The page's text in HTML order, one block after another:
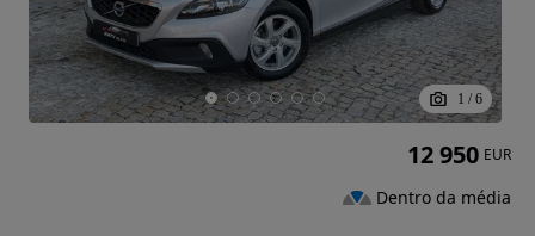
1 / 6
12 950 EUR
Dentro da média